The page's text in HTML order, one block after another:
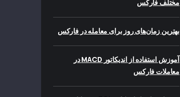
مختلف فارکس
بهترین زمان‌های روز برای معامله در فارکس
آموزش استفاده از اندیکاتور MACD در
معاملات فارکس